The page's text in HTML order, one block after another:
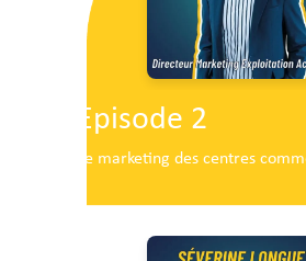
Episode 2
Le marketing des centres